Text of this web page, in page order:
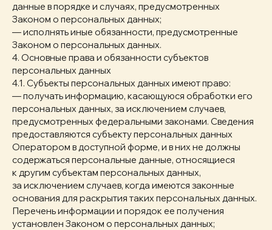
данные в порядке и случаях, предусмотренных
Законом о персональных данных;
— исполнять иные обязанности, предусмотренные
Законом о персональных данных.
4. Основные права и обязанности субъектов
персональных данных
4.1. Субъекты персональных данных имеют право:
— получать информацию, касающуюся обработки его
персональных данных, за исключением случаев,
предусмотренных федеральными законами. Сведения
предоставляются субъекту персональных данных
Оператором в доступной форме, и в них не должны
содержаться персональные данные, относящиеся
к другим субъектам персональных данных,
за исключением случаев, когда имеются законные
основания для раскрытия таких персональных данных.
Перечень информации и порядок ее получения
установлен Законом о персональных данных;